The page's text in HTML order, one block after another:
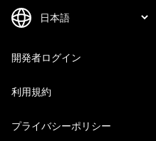
開発者ログイン
利用規約
プライバシーポリシー